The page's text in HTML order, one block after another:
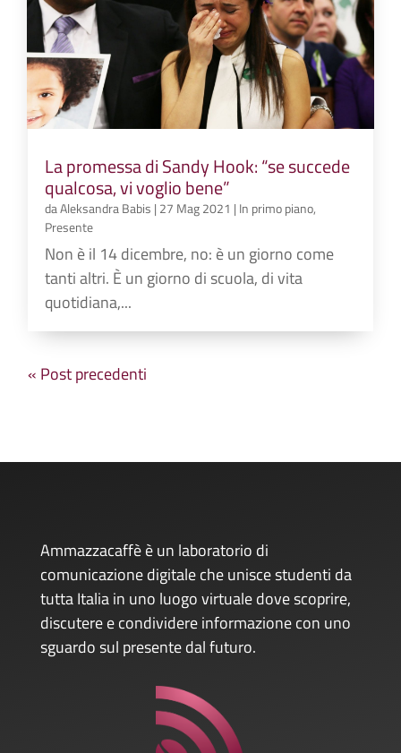
La promessa di Sandy Hook: “se succede
qualcosa, vi voglio bene”
daAleksandra Babis | 27 Mag 2021 | In primo piano,
Presente
Non è il 14 dicembre, no: è un giorno come
tanti altri. È un giorno di scuola, di vita
quotidiana,...
« Post precedenti
Ammazzacaffè è un laboratorio di
comunicazione digitale che unisce studenti da
tutta Italia in uno luogo virtuale dove scoprire,
discutere e condividere informazione con uno
sguardo sul presente dal futuro.